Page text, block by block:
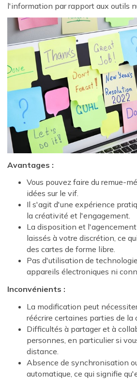
l'information par rapport aux outils
Avantages :
Vous pouvez faire du remue-
idées sur le vif.
Il s'agit d'une expérience
la créativité et l'engagement.
La disposition et
laissés à votre discrétion, ce
des cartes de forme libre.
Pas d'utilisation de
appareils électroniques ni
Inconvénients :
La modification peut
réécrire certaines parties de la
Difficultés à partager et à
personnes, en particulier si
distance.
Absence de synchronisation
automatique, ce qui signifie